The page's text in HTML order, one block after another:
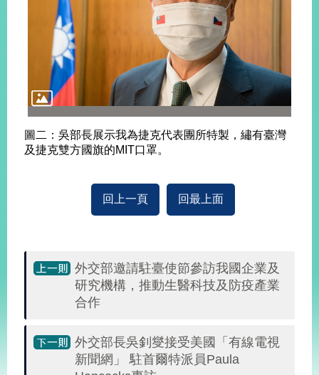
圖二：吳部長展示我為捷克代表團所特製，繡有臺灣
及捷克雙方國旗的MIT口罩。
回上一頁 回最上面
外交部邀請駐臺使節參訪我國企業及
研究機構，推動生醫科技及防疫產業
合作
外交部長吳釗燮接受美國「有線電視
新聞網」 駐首爾特派員Paula